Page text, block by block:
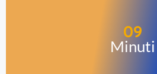
09
Minuti